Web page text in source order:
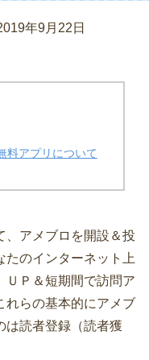
年9月22日
料アプリについて
、アメブロを開設＆投
たのインターネット上
ＵＰ＆短期間で訪問ア
れらの基本的にアメブ
は読者登録（読者獲